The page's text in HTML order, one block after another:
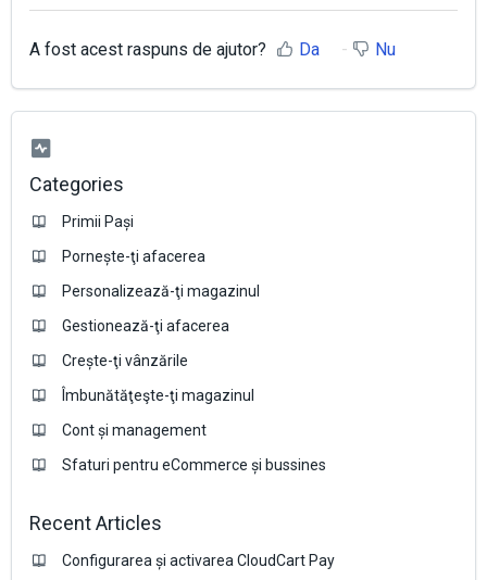
A fost acest raspuns de ajutor? Da Nu
Categories
Primii Pași
Pornește-ţi afacerea
Personalizează-ţi magazinul
Gestionează-ţi afacerea
Crește-ţi vânzările
Îmbunătăţeşte-ţi magazinul
Cont și management
Sfaturi pentru eCommerce și bussines
Recent Articles
Configurarea și activarea CloudCart Pay